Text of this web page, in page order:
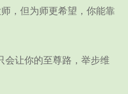
，但为师更希望，你能靠
让你的至尊路，举步维